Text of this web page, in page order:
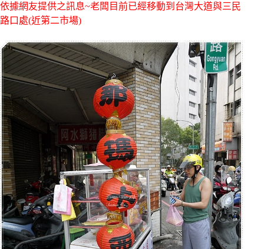
依據網友提供之訊息~老闆目前已經移動到台灣大道與三民
路口處(近第二市場)